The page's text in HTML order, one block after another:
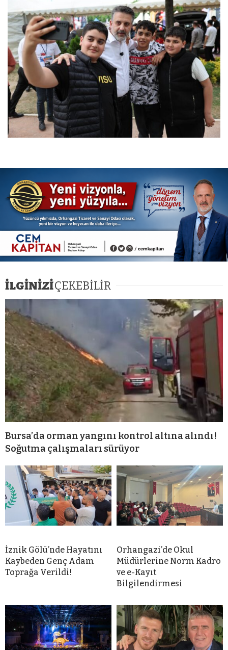
İLGİNİZİÇEKEBİLİR
Bursa’da orman yangını kontrol altına alındı!
Soğutma çalışmaları sürüyor
İznik Gölü’nde Hayatını
Kaybeden Genç Adam
Toprağa Verildi!
Orhangazi’de Okul
Müdürlerine Norm Kadro
ve e-Kayıt
Bilgilendirmesi